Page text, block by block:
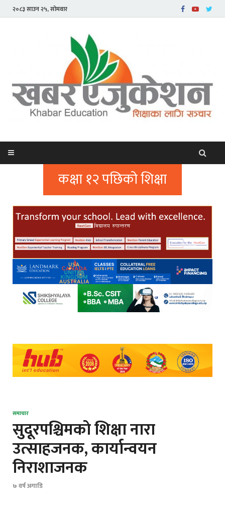
२०८३ साउन २५, सोमवार
कक्षा १२ पछिको शिक्षा
समाचार
सुदूरपश्चिमकाे शिक्षा नारा
उत्साहजनक, कार्यान्वयन
निराशाजनक
७ वर्ष अगाडि